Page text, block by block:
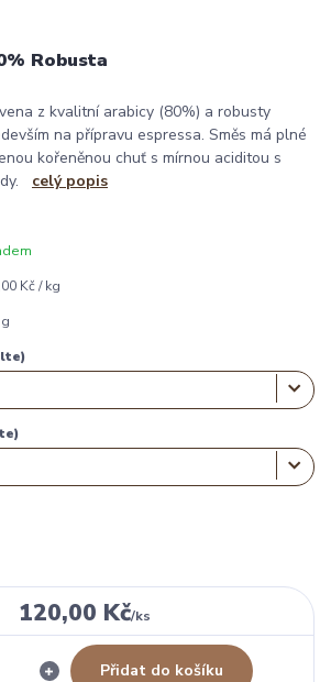
Robusta
z kvalitní arabicy (80%) a robusty
na přípravu espressa. Směs má plné
kořeněnou chuť s mírnou aciditou s
celý popis
Kč / kg
120,00 Kč/ks
Přidat do košíku